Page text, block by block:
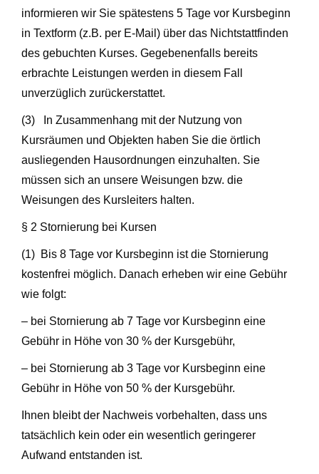
informieren wir Sie spätestens 5 Tage vor Kursbeginn
in Textform (z.B. per E-Mail) über das Nichtstattfinden
des gebuchten Kurses. Gegebenenfalls bereits
erbrachte Leistungen werden in diesem Fall
unverzüglich zurückerstattet.
(3) In Zusammenhang mit der Nutzung von
Kursräumen und Objekten haben Sie die örtlich
ausliegenden Hausordnungen einzuhalten. Sie
müssen sich an unsere Weisungen bzw. die
Weisungen des Kursleiters halten.
§ 2 Stornierung bei Kursen
(1) Bis 8 Tage vor Kursbeginn ist die Stornierung
kostenfrei möglich. Danach erheben wir eine Gebühr
wie folgt:
– bei Stornierung ab 7 Tage vor Kursbeginn eine
Gebühr in Höhe von 30 % der Kursgebühr,
– bei Stornierung ab 3 Tage vor Kursbeginn eine
Gebühr in Höhe von 50 % der Kursgebühr.
Ihnen bleibt der Nachweis vorbehalten, dass uns
tatsächlich kein oder ein wesentlich geringerer
Aufwand entstanden ist.